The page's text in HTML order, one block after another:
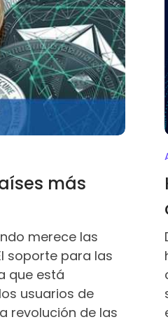
más
merece las
soporte para las
que está
usuarios de
revolución de las